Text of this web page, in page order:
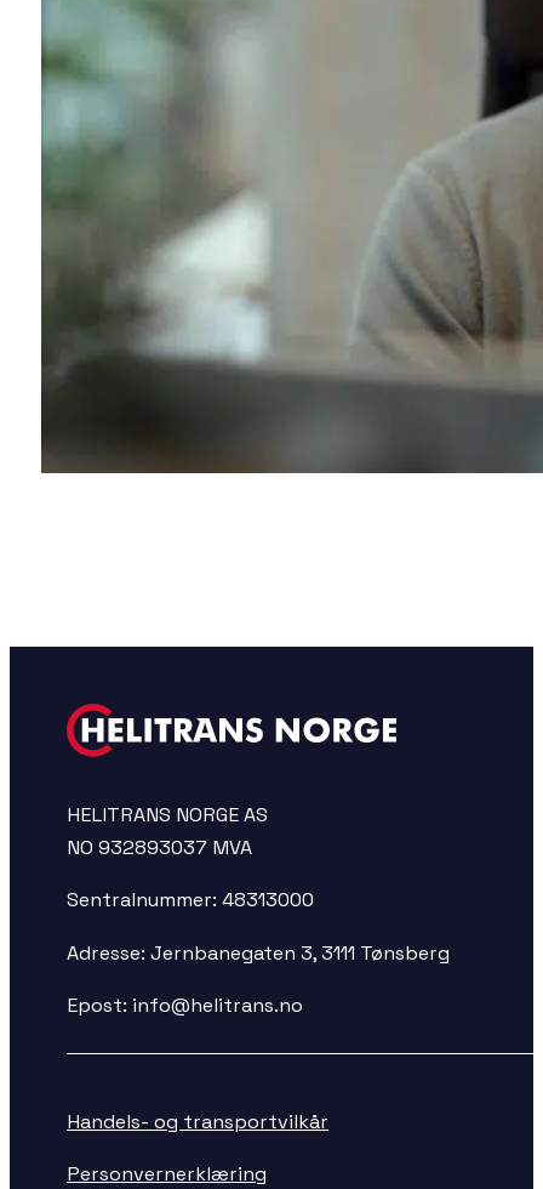
HELITRANS NORGE AS
NO 932893037 MVA
Sentralnummer: 48313000
Adresse: Jernbanegaten 3, 3111 Tønsberg
Epost: info@helitrans.no
Handels- og transportvilkår
Personvernerklæring